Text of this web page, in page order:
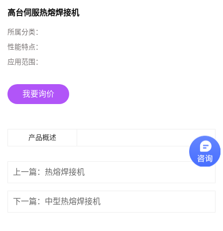
高台伺服热熔焊接机
所属分类：
性能特点：
应用范围：
我要询价
产品概述
上一篇：热熔焊接机
下一篇：中型热熔焊接机